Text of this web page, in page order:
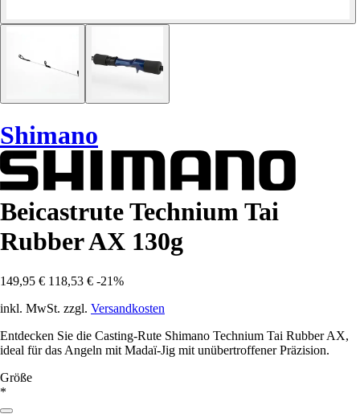
Shimano
Beicastrute Technium Tai
Rubber AX 130g
149,95 € 118,53 € -21%
inkl. MwSt. zzgl. Versandkosten
Entdecken Sie die Casting-Rute Shimano Technium Tai Rubber AX,
ideal für das Angeln mit Madaï-Jig mit unübertroffener Präzision.
Größe
*